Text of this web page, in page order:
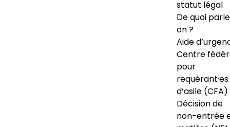
statut légal
De quoi
on ?
Aide
Centre
pour
requérant·es
d’asile (CFA)
Décision de
non-entrée